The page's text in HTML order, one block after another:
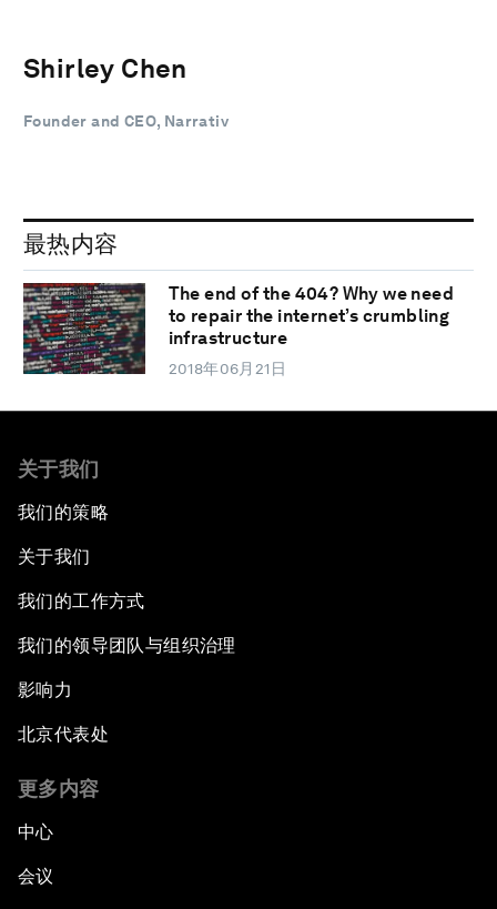
Shirley Chen
Founder and CEO, Narrativ
最热内容
The end of the 404? Why we need
to repair the internet’s crumbling
infrastructure
2018年06月21日
关于我们
我们的策略
关于我们
我们的工作方式
我们的领导团队与组织治理
影响力
北京代表处
更多内容
中心
会议